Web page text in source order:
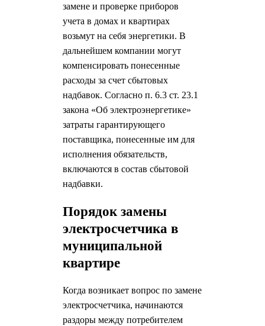
замене и проверке приборов
учета в домах и квартирах
возьмут на себя энергетики. В
дальнейшем компании могут
компенсировать понесенные
расходы за счет сбытовых
надбавок. Согласно п. 6.3 ст. 23.1
закона «Об электроэнергетике»
затраты гарантирующего
поставщика, понесенные им для
исполнения обязательств,
включаются в состав сбытовой
надбавки.
Порядок замены
электросчетчика в
муниципальной
квартире
Когда возникает вопрос по замене
электросчетчика, начинаются
раздоры между потребителем